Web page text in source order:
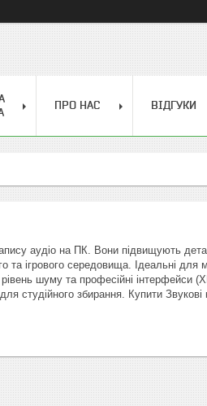
ПРО НАС ВІДГУКИ
аудіо на ПК. Вони підвищують
ігрового середовища. Ідеальні для
шуму та професійні інтерфейси
студійного збирання. Купити Звукові